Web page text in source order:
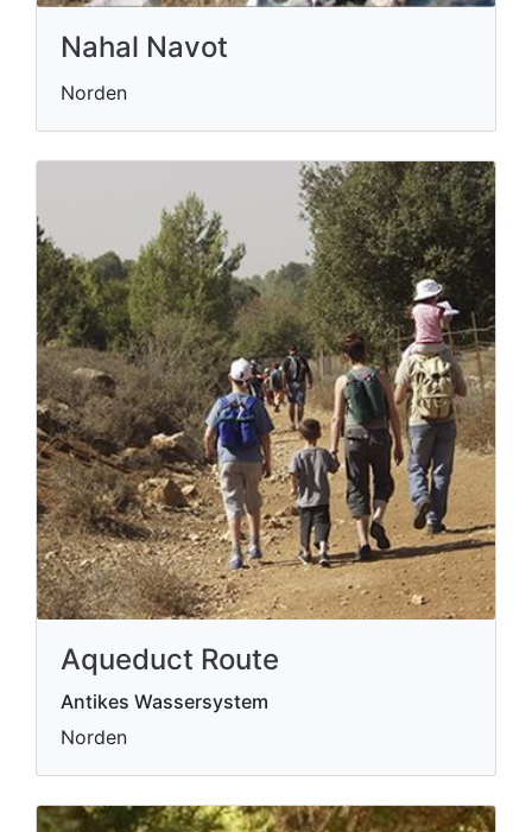
Nahal Navot
Norden
Aqueduct Route
Antikes Wassersystem
Norden